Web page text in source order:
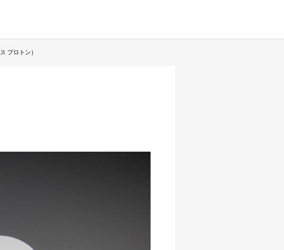
プロトン）